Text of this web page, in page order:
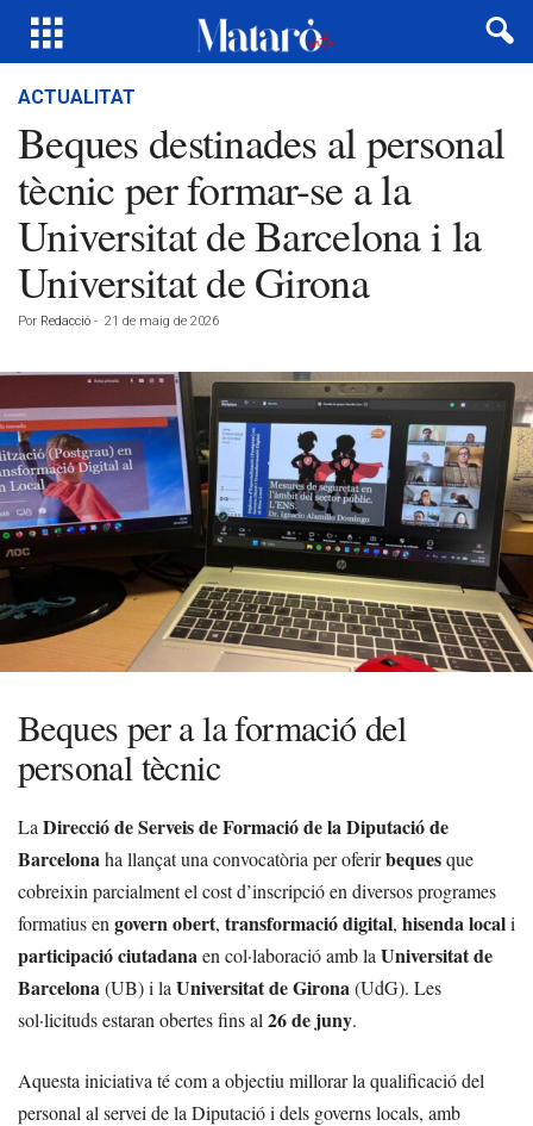
ACTUALITAT
Beques destinades al personal
tècnic per formar-se a la
Universitat de Barcelona i la
Universitat de Girona
Por Redacció - 21 de maig de 2026
Beques per a la formació del
personal tècnic
La Direcció de Serveis de Formació de la Diputació de
Barcelonaha llançat una convocatòria per oferirbequesque
cobreixin parcialment el cost d’inscripció en diversos programes
formatius en govern obert, transformació digital, hisenda locali
participació ciutadanaen col·laboració amb la Universitat de
Barcelona(UB) i la Universitat de Girona(UdG). Les
sol·licituds estaran obertes fins al 26 de juny.
Aquesta iniciativa té com a objectiu millorar la qualificació del
personal al servei de la Diputació i dels governs locals, amb